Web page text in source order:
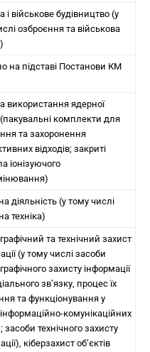
і військове будівництво (у
озброєння та військова
на підставі Постанови КМ
використання ядерної
(пакувальні комплекти для
та захоронення
відходів; закриті
іонізуючого
діяльність (у тому числі
техніка)
та технічний захист
(у тому числі засоби
захисту інформації
зв’язку, процес їх
та функціонування у
комунікаційних
засоби технічного захисту
кіберзахист об’єктів